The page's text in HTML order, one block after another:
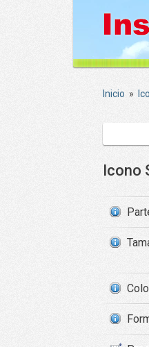
Inicio »
Icono